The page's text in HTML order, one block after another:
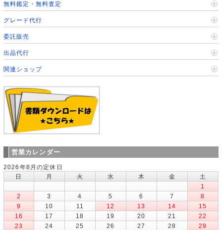
無料鑑定・無料査定
グレード代行
委託販売
出品代行
関連ショップ
営業カレンダー
2026年8月の定休日
日
月 火 水 木 金
土
1
2
3 4 5 6 7
8
9
10 11 12 13 14
15
16
17 18 19 20 21
22
23
24 25 26 27 28
29